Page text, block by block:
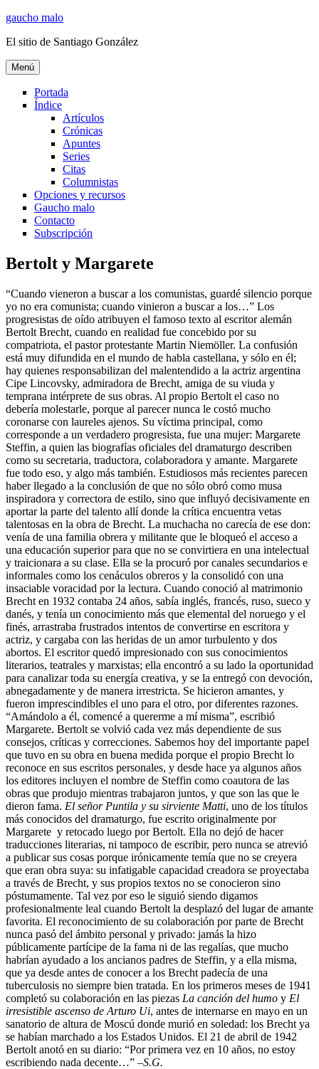
Ir
contenido
gaucho malo
El sitio de Santiago González
Menú
Portada
Índice
Artículos
Crónicas
Apuntes
Series
Citas
Columnistas
Opciones y recursos
Gaucho malo
Contacto
Subscripción
Bertolt y Margarete
“Cuando vieneron a buscar a los comunistas, guardé silencio porque
yo no era comunista; cuando vinieron a buscar a los…” Los
progresistas de oído atribuyen el famoso texto al escritor alemán
Bertolt Brecht, cuando en realidad fue concebido por su
compatriota, el pastor protestante Martin Niemöller. La confusión
está muy difundida en el mundo de habla castellana, y sólo en él;
hay quienes responsabilizan del malentendido a la actriz argentina
Cipe Lincovsky, admiradora de Brecht, amiga de su viuda y
temprana intérprete de sus obras. Al propio Bertolt el caso no
debería molestarle, porque al parecer nunca le costó mucho
coronarse con laureles ajenos. Su víctima principal, como
corresponde a un verdadero progresista, fue una mujer: Margarete
Steffin, a quien las biografías oficiales del dramaturgo describen
como su secretaria, traductora, colaboradora y amante. Margarete
fue todo eso, y algo más también. Estudiosos más recientes parecen
haber llegado a la conclusión de que no sólo obró como musa
inspiradora y correctora de estilo, sino que influyó decisivamente en
aportar la parte del talento allí donde la crítica encuentra vetas
talentosas en la obra de Brecht. La muchacha no carecía de ese don:
venía de una familia obrera y militante que le bloqueó el acceso a
una educación superior para que no se convirtiera en una intelectual
y traicionara a su clase. Ella se la procuró por canales secundarios e
informales como los cenáculos obreros y la consolidó con una
insaciable voracidad por la lectura. Cuando conoció al matrimonio
Brecht en 1932 contaba 24 años, sabía inglés, francés, ruso, sueco y
danés, y tenía un conocimiento más que elemental del noruego y el
finés, arrastraba frustrados intentos de convertirse en escritora y
actriz, y cargaba con las heridas de un amor turbulento y dos
abortos. El escritor quedó impresionado con sus conocimientos
literarios, teatrales y marxistas; ella encontró a su lado la oportunidad
para canalizar toda su energía creativa, y se la entregó con devoción,
abnegadamente y de manera irrestricta. Se hicieron amantes, y
fueron imprescindibles el uno para el otro, por diferentes razones.
“Amándolo a él, comencé a quererme a mí misma”, escribió
Margarete. Bertolt se volvió cada vez más dependiente de sus
consejos, críticas y correcciones. Sabemos hoy del importante papel
que tuvo en su obra en buena medida porque el propio Brecht lo
reconoce en sus escritos personales, y desde hace ya algunos años
los editores incluyen el nombre de Steffin como coautora de las
obras que produjo mientras trabajaron juntos, y que son las que le
dieron fama. El señor Puntila y su sirviente Matti, uno de los títulos
más conocidos del dramaturgo, fue escrito originalmente por
Margarete y retocado luego por Bertolt. Ella no dejó de hacer
traducciones literarias, ni tampoco de escribir, pero nunca se atrevió
a publicar sus cosas porque irónicamente temía que no se creyera
que eran obra suya: su infatigable capacidad creadora se proyectaba
a través de Brecht, y sus propios textos no se conocieron sino
póstumamente. Tal vez por eso le siguió siendo digamos
profesionalmente leal cuando Bertolt la desplazó del lugar de amante
favorita. El reconocimiento de su colaboración por parte de Brecht
nunca pasó del ámbito personal y privado: jamás la hizo
públicamente partícipe de la fama ni de las regalías, que mucho
habrían ayudado a los ancianos padres de Steffin, y a ella misma,
que ya desde antes de conocer a los Brecht padecía de una
tuberculosis no siempre bien tratada. En los primeros meses de 1941
completó su colaboración en las piezas La canción del humo y El
irresistible ascenso de Arturo Ui, antes de internarse en mayo en un
sanatorio de altura de Moscú donde murió en soledad: los Brecht ya
se habían marchado a los Estados Unidos. El 21 de abril de 1942
Bertolt anotó en su diario: “Por primera vez en 10 años, no estoy
escribiendo nada decente…” –S.G.